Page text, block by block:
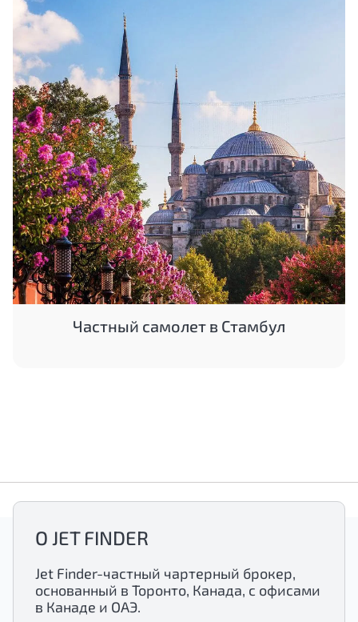
Частный самолет в Стамбул
О JET FINDER
Jet Finder-частный чартерный брокер,
основанный в Торонто, Канада, с офисами
в Канаде и ОАЭ.